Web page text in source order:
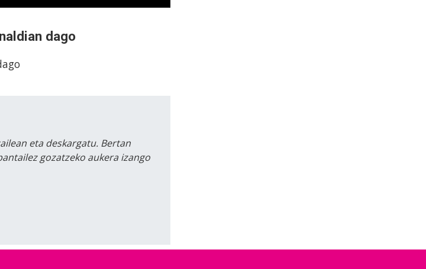
dago
eta deskargatu. Bertan
gozatzeko aukera izango